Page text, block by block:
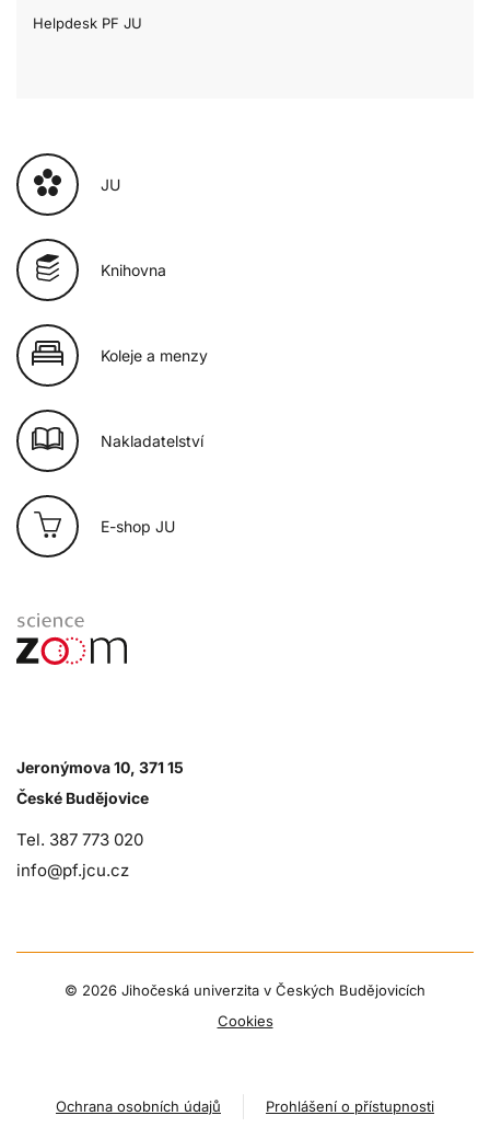
Helpdesk PF JU
JU
Knihovna
Koleje a menzy
Nakladatelství
E-shop JU
Jeronýmova 10, 371 15
České Budějovice
Tel. 387 773 020
info@pf.jcu.cz
© 2026 Jihočeská univerzita v Českých Budějovicích
Cookies
Ochrana osobních údajů Prohlášení o přístupnosti